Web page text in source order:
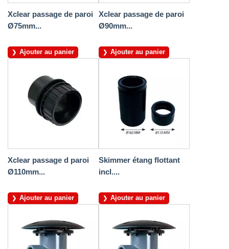
Xclear passage de paroi
Ø75mm...
Ajouter au panier
Xclear passage de paroi
Ø90mm...
Ajouter au panier
Xclear passage d paroi
Ø110mm...
Ajouter au panier
Skimmer étang flottant
incl....
Ajouter au panier